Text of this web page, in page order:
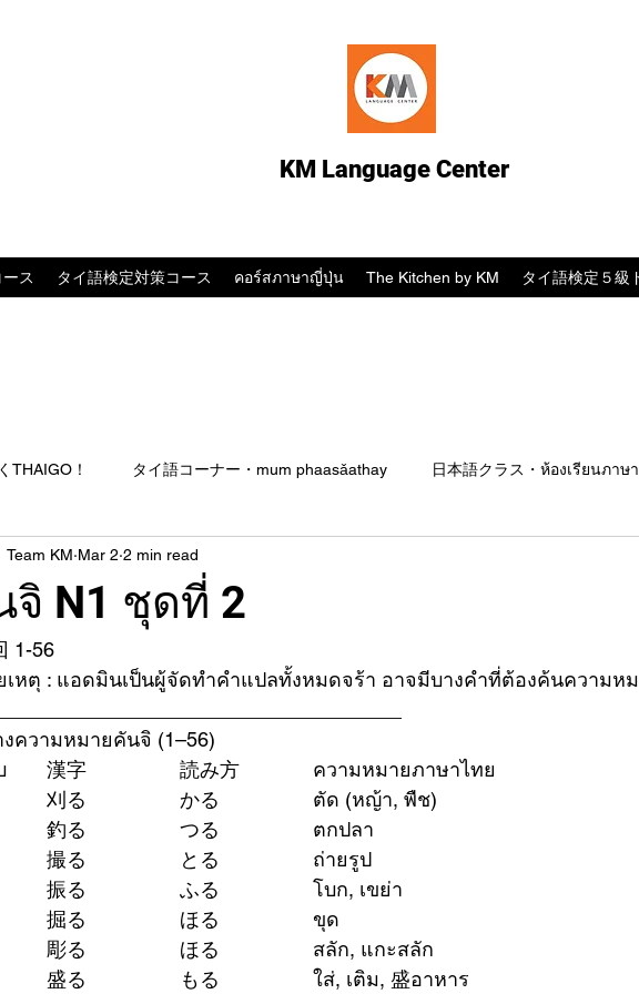
KM Language Center
ス タイ語検定対策コース คอร์สภาษาญี่ปุ่น The Kitchen by KM タイ語検定５級
THAIGO！ タイ語コーナー・mum phaasǎathay 日本語クラス・ห้องเรียนภา
จิ N1 ชุดที่ 2
Team KM Mar 2 2 min read
1-56
เหตุ : แอดมินเป็นผู้จัดทำคำแปลทั้งหมดจร้า อาจมีบางคำที่ต้องค้นความห
งความหมายคันจิ (1–56)
ลำดับ	漢字			読み方		ความหมายภาษาไทย
1		刈る			かる			ตัด (หญ้า, พืช)
2		釣る			つる			ตกปลา
3		撮る			とる			ถ่ายรูป
4		振る			ふる			โบก, เขย่า
5		掘る			ほる			ขุด
6		彫る			ほる			สลัก, แกะสลัก
7		盛る			もる			ใส่, เติม, 盛อาหาร